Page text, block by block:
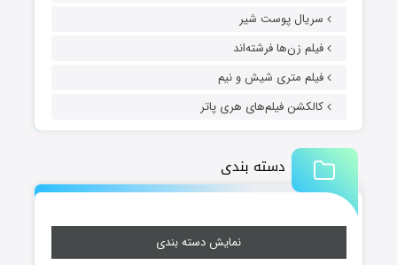
سریال پوست شیر
فیلم زن‌ها فرشته‌اند
فیلم متری شیش و نیم
کالکشن فیلم‌های هری پاتر
دسته بندی
نمایش دسته بندی